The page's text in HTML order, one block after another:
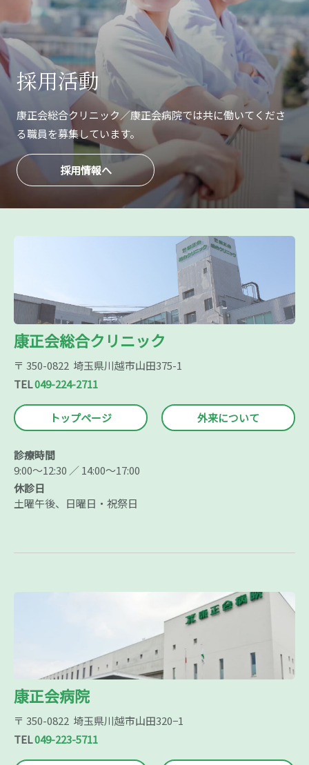
採用活動
康正会総合クリニック／康正会病院では共に働いてくださ
る職員を募集しています。
採用情報へ
康正会総合クリニック
〒 350-0822 埼玉県川越市山田375-1
TEL049-224-2711
トップページ 外来について
診療時間
9:00～12:30 ／ 14:00～17:00
休診日
土曜午後、日曜日・祝祭日
康正会病院
〒 350-0822 埼玉県川越市山田320−1
TEL049-223-5711